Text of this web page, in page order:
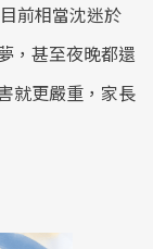
前相當沈迷於
，甚至夜晚都還
就更嚴重，家長